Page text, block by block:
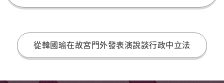
從韓國瑜在故宮門外發表演說談行政中立法